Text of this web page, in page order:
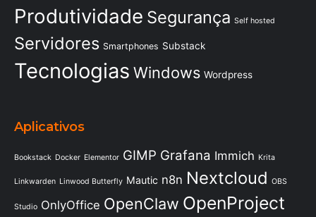
Produtividade Segurança Self hosted
Servidores Smartphones Substack
Tecnologias Windows Wordpress
Aplicativos
Bookstack Docker Elementor GIMP Grafana Immich Krita
Linkwarden Linwood Butterfly Mautic n8n Nextcloud OBS
Studio OnlyOffice OpenClaw OpenProject